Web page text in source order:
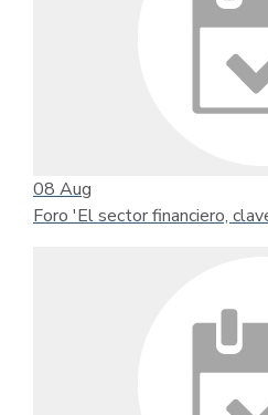
08 Aug
Foro 'El sector financiero,